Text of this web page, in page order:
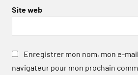
Site web
Enregistrer mon nom, mon e-
navigateur pour mon prochain